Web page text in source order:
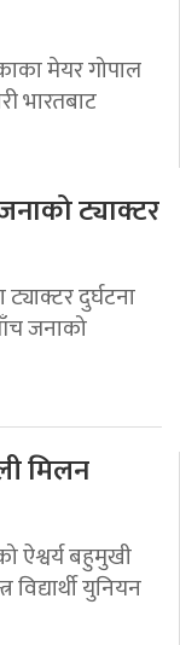
मेयर गोपाल
भारतबाट
ट्याक्टर
दुर्घटना
जनाको
मिलन
ऐश्वर्य बहुमुखी
युनियन